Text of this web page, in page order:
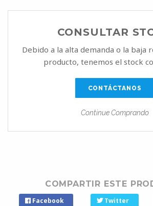
CONSULTAR
Debido a la alta demanda o la baja
producto, tenemos el stock
CONTÁCTANOS
Continue Comprando
COMPARTIR ESTE
Facebook Twitter